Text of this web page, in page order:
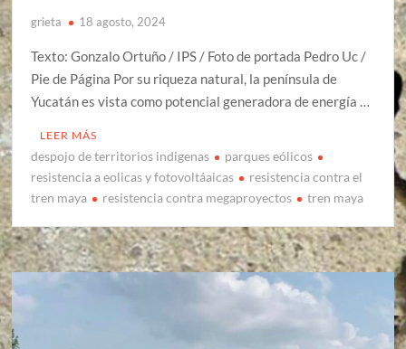
grieta 18 agosto, 2024
Texto: Gonzalo Ortuño / IPS / Foto de portada Pedro Uc /
Pie de Página Por su riqueza natural, la península de
Yucatán es vista como potencial generadora de energía …
LEER MÁS
despojo de territorios indigenas
parques eólicos
resistencia a eolicas y fotovoltáaicas
resistencia contra el
tren maya
resistencia contra megaproyectos tren maya